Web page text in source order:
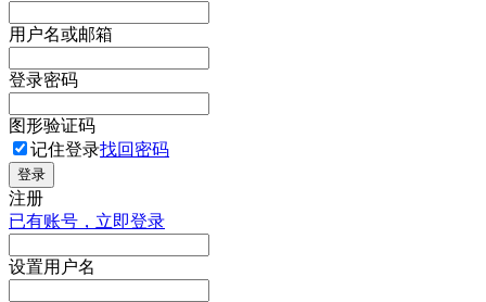
用户名或邮箱
登录密码
图形验证码
记住登录找回密码
登录
注册
已有账号，立即登录
设置用户名